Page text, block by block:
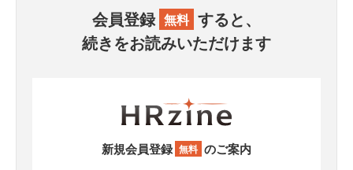
会員登録 無料 すると、
続きをお読みいただけます
新規会員登録 無料 のご案内